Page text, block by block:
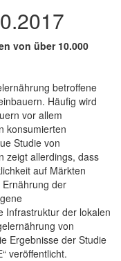
von über 10.000
betroffene
Häufig wird
vor allem
konsumierten
Studie von
zeigt allerdings, dass
auf Märkten
der
Infrastruktur der lokalen
von
Ergebnisse der Studie
veröffentlicht.